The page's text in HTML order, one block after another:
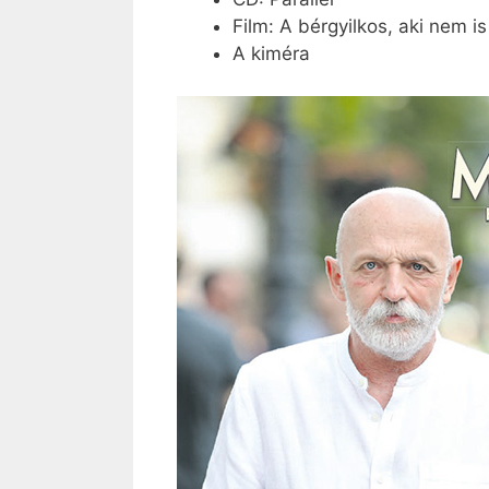
Film: A bérgyilkos, aki nem
A kiméra